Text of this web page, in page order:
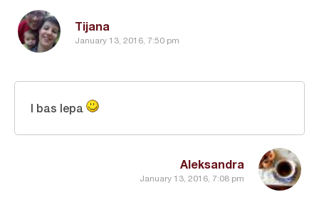
Tijana
January 13, 2016, 7:50 pm
Aleksandra
January 13, 2016, 7:08 pm
I bas lepa